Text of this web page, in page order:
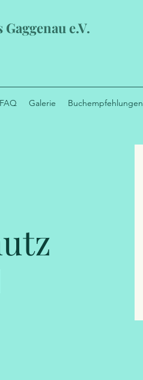
e.V.
FAQ Galerie Buchempfehlungen